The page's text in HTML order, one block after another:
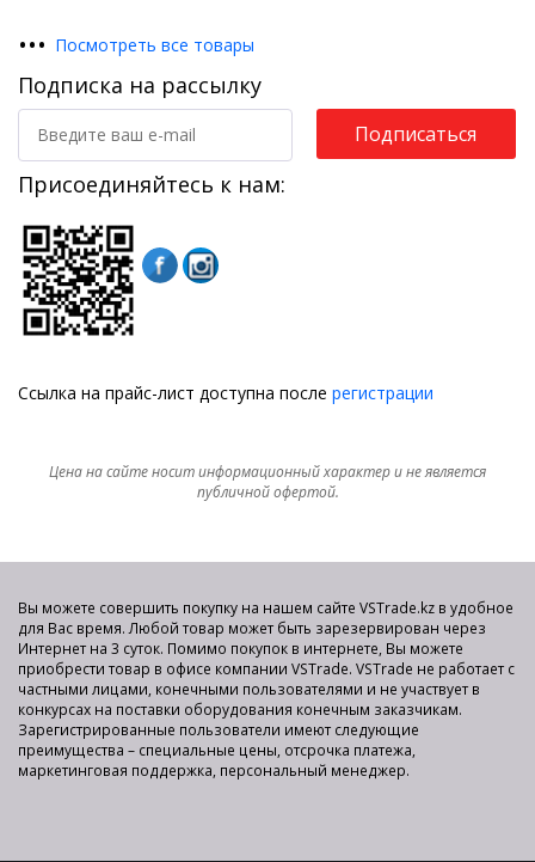
••• Посмотреть все товары
Подписка на рассылку
Подписаться
Присоединяйтесь к нам:
Ссылка на прайс-лист доступна после регистрации
Цена на сайте носит информационный характер и не является
публичной офертой.
Вы можете совершить покупку на нашем сайте VSTrade.kz в удобное
для Вас время. Любой товар может быть зарезервирован через
Интернет на 3 суток. Помимо покупок в интернете, Вы можете
приобрести товар в офисе компании VSTrade. VSTrade не работает с
частными лицами, конечными пользователями и не участвует в
конкурсах на поставки оборудования конечным заказчикам.
Зарегистрированные пользователи имеют следующие
преимущества – специальные цены, отсрочка платежа,
маркетинговая поддержка, персональный менеджер.